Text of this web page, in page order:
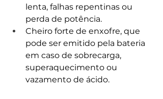
lenta, falhas repentinas ou
perda de potência.
Cheiro forte de enxofre, que
pode ser emitido pela bateria
em caso de sobrecarga,
superaquecimento ou
vazamento de ácido.